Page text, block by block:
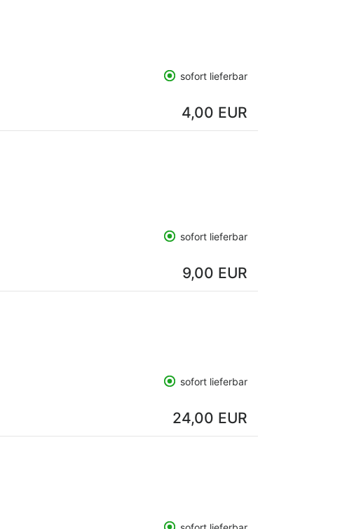
sofort lieferbar
4,00 EUR
sofort lieferbar
9,00 EUR
sofort lieferbar
24,00 EUR